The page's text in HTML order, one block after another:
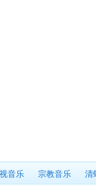
音乐 宗教音乐 清